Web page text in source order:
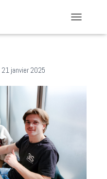
21 janvier 2025